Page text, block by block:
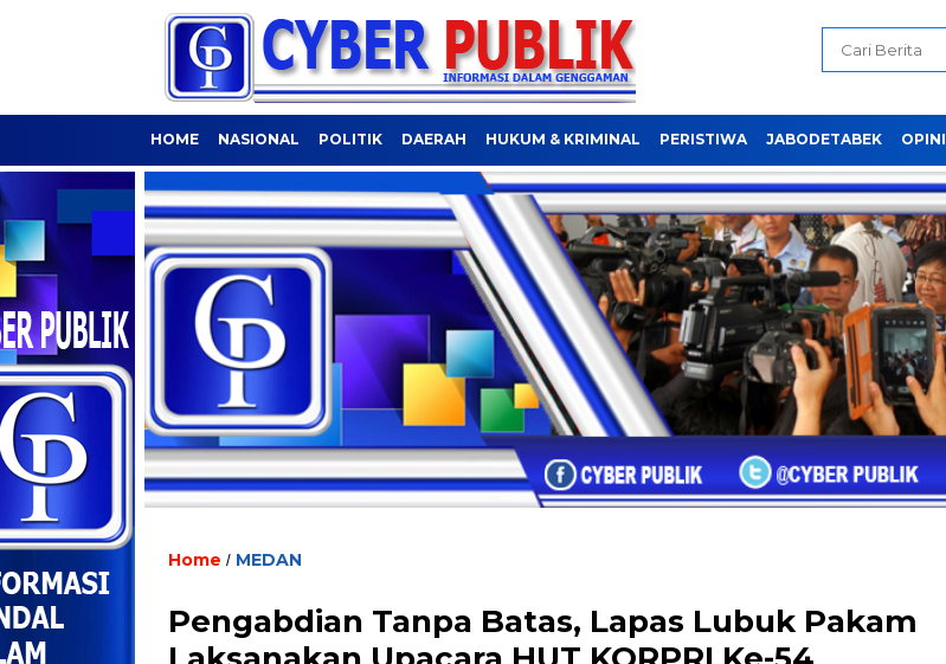
HOME NASIONAL POLITIK DAERAH HUKUM & KRIMINAL PERISTIWA JABODETABEK OPINI
Home / MEDAN
Pengabdian Tanpa Batas, Lapas Lubuk Pakam